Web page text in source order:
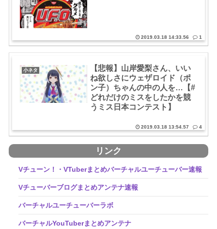
2019.03.18 14:33.56 1
小ネタ
【悲報】山岸愛梨さん、いい
ね欲しさにウェザロイド（ポ
ン子）ちゃんの中の人を…【#
どれだけのミスをしたかを競
うミス日本コンテスト】
2019.03.18 13:54.57 4
リンク
Vチューン！・VTuberまとめバーチャルユーチューバー速報
Vチューバーブログまとめアンテナ速報
バーチャルユーチューバーラボ
バーチャルYouTuberまとめアンテナ